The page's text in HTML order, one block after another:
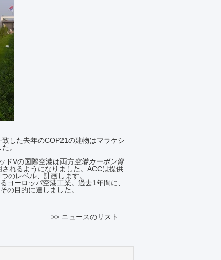
した去年のCOP21の建物はマラケシ
。
ドVの国際空港は両方空港カーボン資
れるようになりました。ACCは提供
のレベル、計画します。
ヨーロッパ空港工業。過去1年間に、
の目的に達しました。
>> ニュースのリスト